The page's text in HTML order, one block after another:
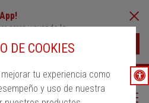
DE COOKIES
tu experiencia como
y uso de nuestra
cerca y cuando lo
Buscar Ayuda ESP